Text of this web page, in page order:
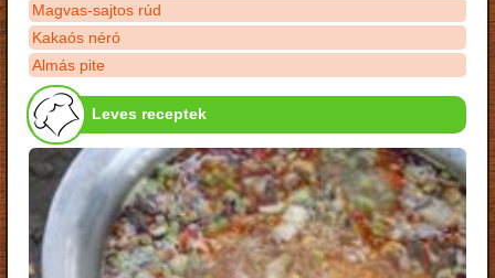
Magvas-sajtos rúd
Kakaós néró
Almás pite
Leves receptek